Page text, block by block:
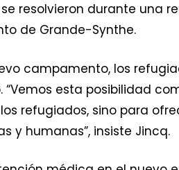
resolvieron durante una
de Grande-Synthe.
campamento, los
esta posibilidad
refugiados, sino para
y humanas”, insiste Jincq.